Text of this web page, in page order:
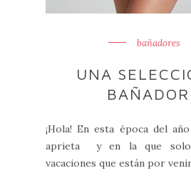
bañadores
UNA
¡Hola! En esta época del
aprieta y en la que solo
vacaciones que están por